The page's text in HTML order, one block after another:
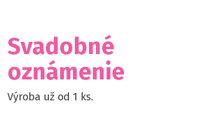
Svadobné
oznámenie
Výroba už od 1 ks.